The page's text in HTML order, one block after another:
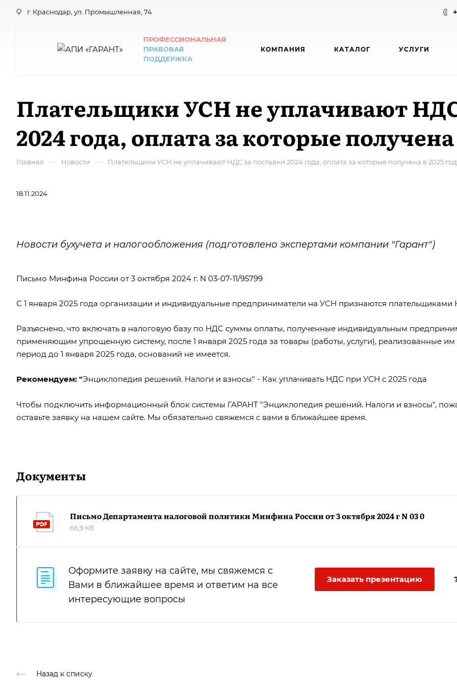
г. Краснодар, ул. Промышленная, 74
ПРОФЕССИОНАЛЬНАЯ
ПРАВОВАЯ
ПОДДЕРЖКА
КОМПАНИЯ КАТАЛОГ УСЛУГИ
Плательщики УСН не уплачивают
2024 года, оплата за которые получена
Главная — Новости — Плательщики УСН не уплачивают НДС за поставки 2024 года, оплата за которые получена в 2025
18.11.2024
Оформите заявку на сайте, мы свяжемся с
Вами в ближайшее время и ответим на все
интересующие вопросы
Заказать презентацию
Новости бухучета и налогообложения (подготовлено экспертами компании "Гарант")
Письмо Минфина России от 3 октября 2024 г. N 03-07-11/95799
С 1 января 2025 года организации и индивидуальные предприниматели на УСН признаются плательщиками
Разъяснено, что включать в налоговую базу по НДС суммы оплаты, полученные индивидуальным
применяющим упрощенную систему, после 1 января 2025 года за товары (работы, услуги), реализованные им
период до 1 января 2025 года, оснований не имеется.
Рекомендуем: "Энциклопедия решений. Налоги и взносы" - Как уплачивать НДС при УСН с 2025 года
Чтобы подключить информационный блок системы ГАРАНТ "Энциклопедия решений. Налоги и взносы",
оставьте заявку на нашем сайте. Мы обязательно свяжемся с вами в ближайшее время.
Документы
Письмо Департамента налоговой политики Минфина России от 3 октября 2024 г N 03 0
66,9 Кб
Назад к списку